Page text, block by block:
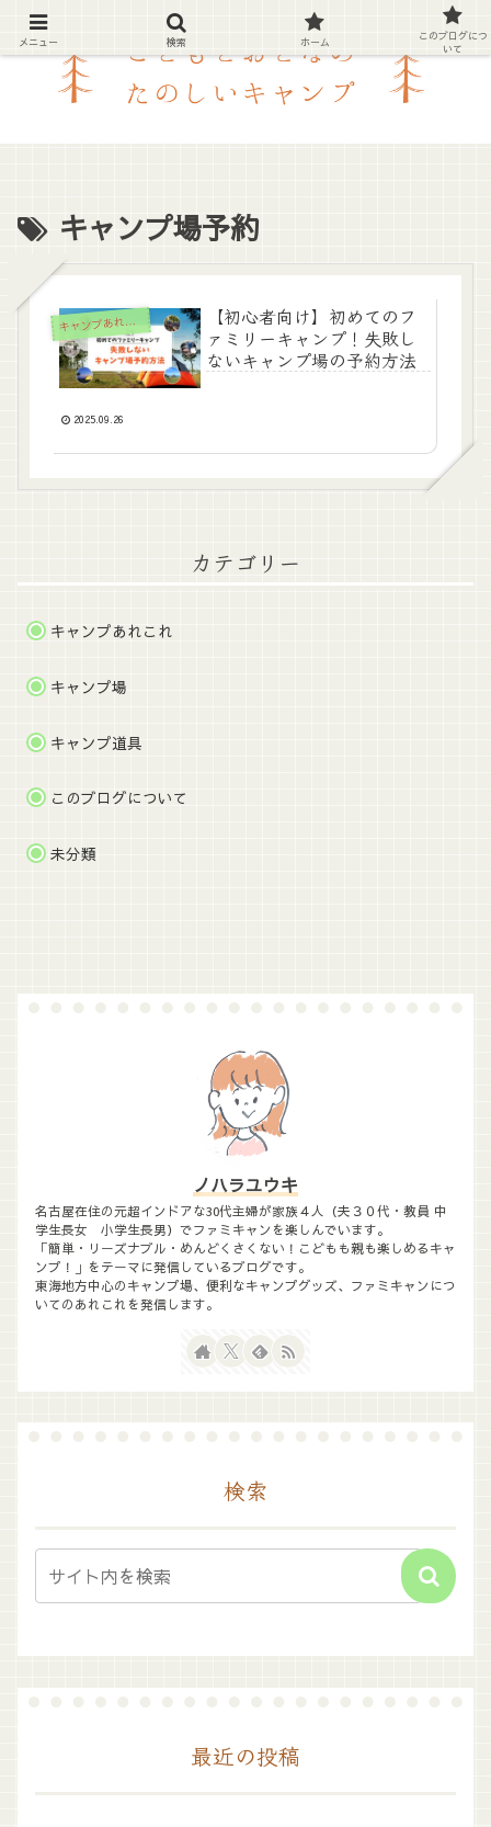
キャンプ場予約
キ
ャンプあれこれ
【初心者向け】初めてのフ
ァミリーキャンプ！失敗し
ないキャンプ場の予約方法
2025.09.26
カテゴリー
キャンプあれこれ
キャンプ場
キャンプ道具
このブログについて
未分類
ノハラユウキ
名古屋在住の元超インドアな30代主婦が家族４人（夫３０代・教員 中
学生長女 小学生長男）でファミキャンを楽しんでいます。
「簡単・リーズナブル・めんどくさくない！こどもも親も楽しめるキャ
ンプ！」をテーマに発信しているブログです。
東海地方中心のキャンプ場、便利なキャンプグッズ、ファミキャンにつ
いてのあれこれを発信します。
検索
最近の投稿
メニュー 検索 ホーム
このブログにつ
いて